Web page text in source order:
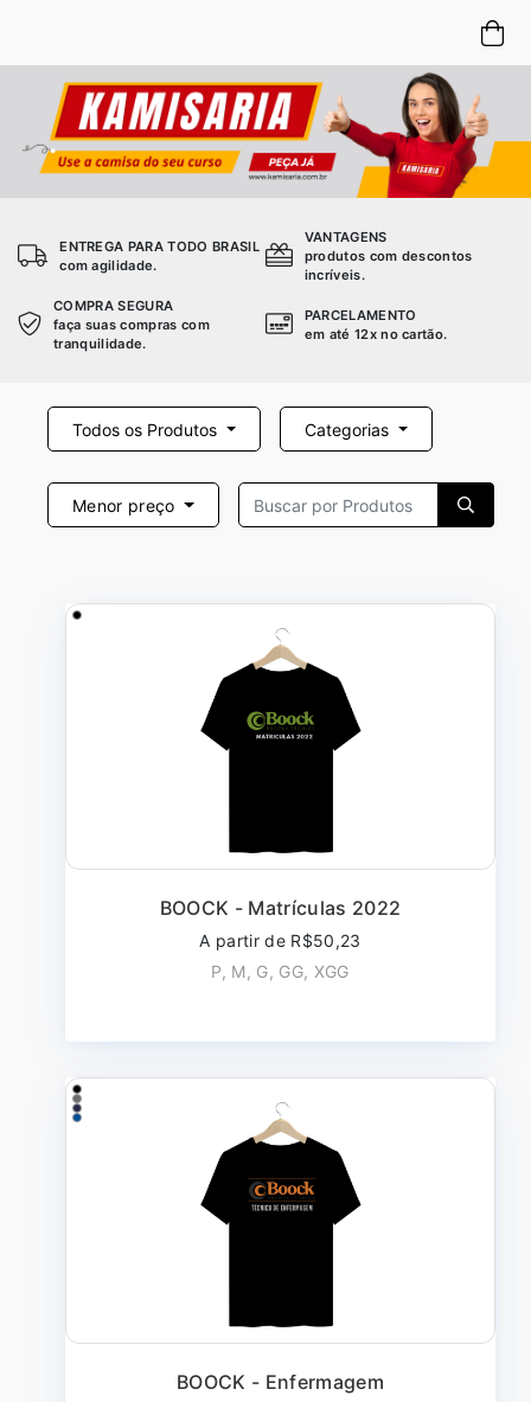
ENTREGA PARA TODO BRASIL
com agilidade.
VANTAGENS
produtos com descontos
incríveis.
COMPRA SEGURA
faça suas compras com
tranquilidade.
PARCELAMENTO
em até 12x no cartão.
Todos os Produtos Categorias
Menor preço
BOOCK - Matrículas 2022
A partir de R$50,23
P, M, G, GG, XGG
BOOCK - Enfermagem